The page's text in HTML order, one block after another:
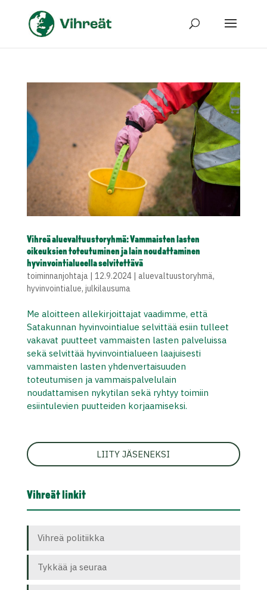
Vihreä aluevaltuustoryhmä: Vammaisten lasten
oikeuksien toteutuminen ja lain noudattaminen
hyvinvointialueella selvitettävä
toiminnanjohtaja| 12.9.2024| aluevaltuustoryhmä,
hyvinvointialue, julkilausuma
Me aloitteen allekirjoittajat vaadimme, että
Satakunnan hyvinvointialue selvittää esiin tulleet
vakavat puutteet vammaisten lasten palveluissa
sekä selvittää hyvinvointialueen laajuisesti
vammaisten lasten yhdenvertaisuuden
toteutumisen ja vammaispalvelulain
noudattamisen nykytilan sekä ryhtyy toimiin
esiintulevien puutteiden korjaamiseksi.
LIITY JÄSENEKSI
Vihreät linkit
Vihreä politiikka
Tykkää ja seuraa